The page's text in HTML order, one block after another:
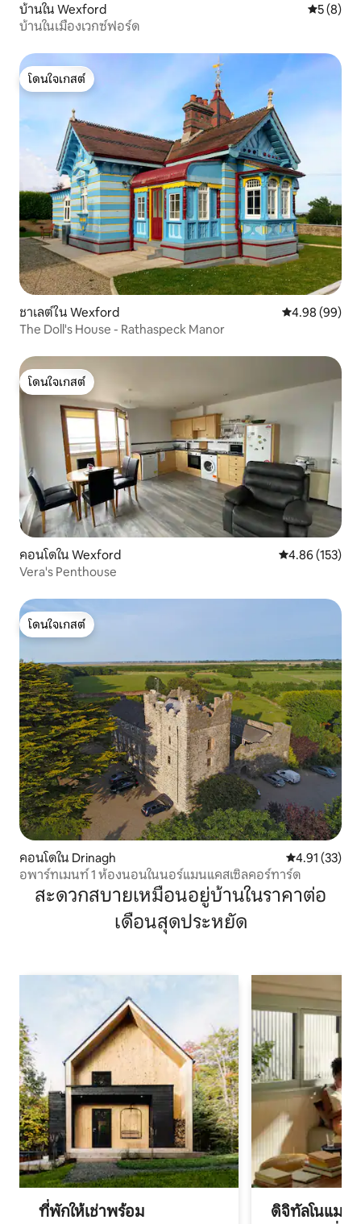
บ้านใน Wexford คะแนนเฉ
5 (8)
บ้านในเมืองเวกซ์ฟอร์ด
โดนใจเกสต์
โดนใจเกสต์
ชาเลต์ใน Wexford คะแนนเฉลี่ย
4.98 (99)
The Doll's House - Rathaspeck Manor
โดนใจเกสต์
โดนใจเกสต์
คอนโดใน Wexford คะแนนเฉลี่ย
4.86 (153)
Vera's Penthouse
โดนใจเกสต์
โดนใจเกสต์
คอนโดใน Drinagh คะแนนเฉลี่ย
4.91 (33)
อพาร์ทเมนท์ 1 ห้องนอนในนอร์แมนแคสเซิลคอร์ทาร์ด
สะดวกสบายเหมือนอยู่บ้านในราคาต่อ
เดือนสุดประหยัด
ที่พักให้เช่าพร้อม
ดิจิทัลโนแมด